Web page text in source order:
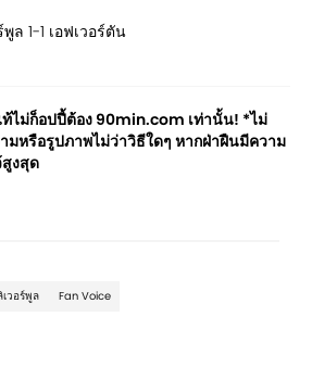
ล 1-1 เอฟเวอร์ตัน
ไม่ก็อปปี้ต้อง 90min.com เท่านั้น! *ไม่
หรือรูปภาพไม่ว่าวิธีใดๆ หากฝ่าฝืนมีความ
งสุด
เวอร์พูล Fan Voice